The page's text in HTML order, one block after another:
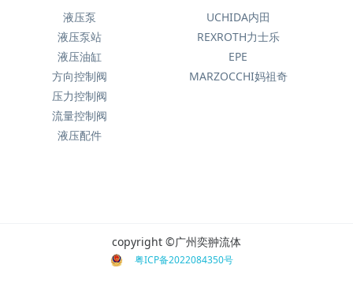
液压泵
液压泵站
液压油缸
方向控制阀
压力控制阀
流量控制阀
液压配件
UCHIDA内田
REXROTH力士乐
EPE
MARZOCCHI妈祖奇
copyright ©广州奕翀流体
粤ICP备2022084350号